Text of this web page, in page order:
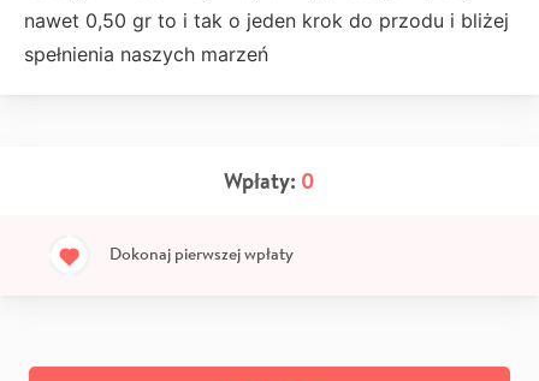
nawet 0,50 gr to i tak o jeden krok do przodu i bliżej
spełnienia naszych marzeń
Wpłaty: 0
Dokonaj pierwszej wpłaty